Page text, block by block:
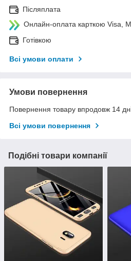
Післяплата
Онлайн-оплата карткою Visa,
Готівкою
Всі умови оплати
Умови повернення
Повернення товару впродовж 14
Всі умови повернення
Подібні товари компанії